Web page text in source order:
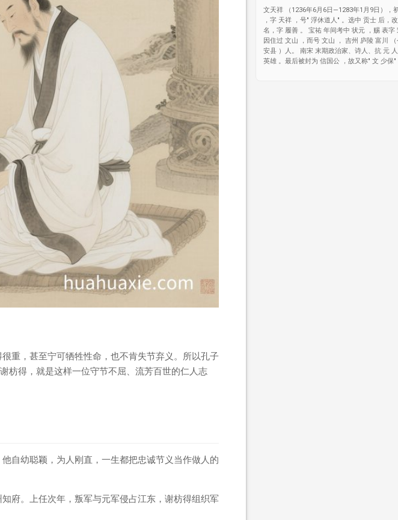
重，甚至宁可牺牲性命，也不肯失节弃义。所以孔子
枋得，就是这样一位守节不屈、流芳百世的仁人志
自幼聪颖，为人刚直，一生都把忠诚节义当作做人的
府。上任次年，叛军与元军侵占江东，谢枋得组织军
文天祥 （1236年6月6日—1283年1月9日），
，字 天祥 ，号" 浮休道人" 。选中 贡士 后，
名，字 履善 。 宝祐 年间考中 状元 ，赐 表字
因住过 文山 ，而号 文山 ， 吉州 庐陵 富川
安县 ）人。 南宋 末期政治家、诗人、抗 元
英雄 。最后被封为 信国公 ，故又称" 文 少保"